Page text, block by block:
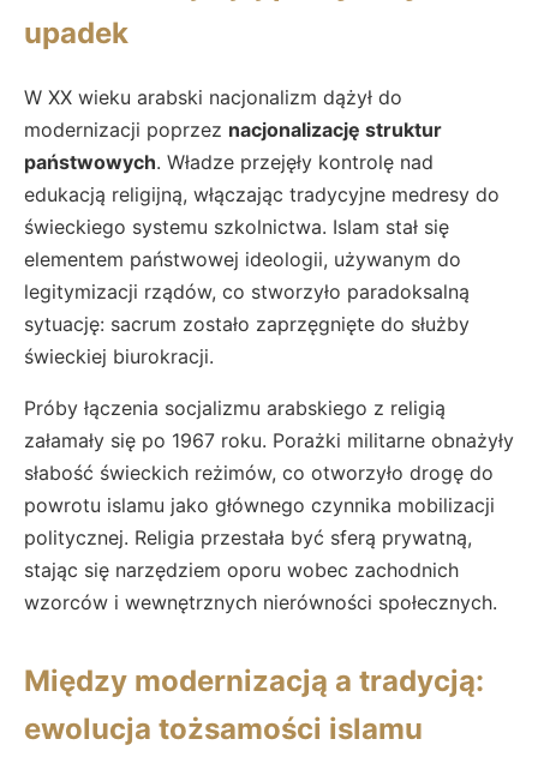
upadek
W XX wieku arabski nacjonalizm dążył do
modernizacji poprzez nacjonalizację struktur
państwowych. Władze przejęły kontrolę nad
edukacją religijną, włączając tradycyjne medresy do
świeckiego systemu szkolnictwa. Islam stał się
elementem państwowej ideologii, używanym do
legitymizacji rządów, co stworzyło paradoksalną
sytuację: sacrum zostało zaprzęgnięte do służby
świeckiej biurokracji.
Próby łączenia socjalizmu arabskiego z religią
załamały się po 1967 roku. Porażki militarne obnażyły
słabość świeckich reżimów, co otworzyło drogę do
powrotu islamu jako głównego czynnika mobilizacji
politycznej. Religia przestała być sferą prywatną,
stając się narzędziem oporu wobec zachodnich
wzorców i wewnętrznych nierówności społecznych.
Między modernizacją a tradycją:
ewolucja tożsamości islamu